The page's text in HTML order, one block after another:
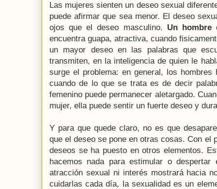
Las mujeres sienten un deseo sexual
puede afirmar que sea menor. El deseo
ojos que el deseo masculino. Un hombre
encuentra guapa, atractiva, cuando
un mayor deseo en las palabras que
transmiten, en la inteligencia de quien le
surge el problema: en general, los
cuando de lo que se trata es de decir
femenino puede permanecer aletargado.
mujer, ella puede sentir un fuerte deseo y
Y para que quede claro, no es que
que el deseo se pone en otras cosas. Con el
deseos se ha puesto en otros elementos.
hacemos nada para estimular o
atracción sexual ni interés mostrará hacia
cuidarlas cada día, la sexualidad es un